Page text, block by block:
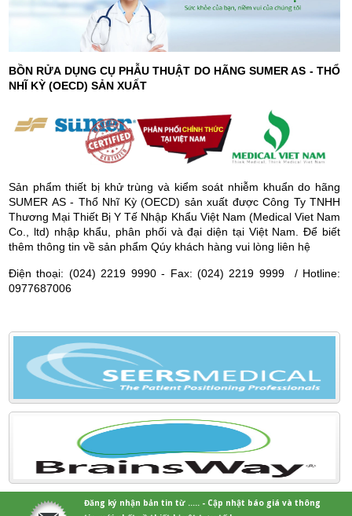
BỒN RỬA DỤNG CỤ PHẪU THUẬT DO HÃNG SUMER AS - THỔ
NHĨ KỲ (OECD) SẢN XUẤT
Sản phẩm thiết bị khử trùng và kiểm soát nhiễm khuẩn do hãng
SUMER AS - Thổ Nhĩ Kỳ (OECD) sản xuất được Công Ty TNHH
Thương Mại Thiết Bị Y Tế Nhập Khẩu Việt Nam (Medical Viet Nam
Co., ltd) nhập khẩu, phân phối và đại diện tại Việt Nam.Để biết
thêm thông tin về sản phẩm Qúy khách hàng vui lòng liên hệ
Điện thoại: (024) 2219 9990 - Fax: (024) 2219 9999 / Hotline:
0977687006
Đăng ký nhận bản tin từ ..... - Cập nhật báo giá và thông